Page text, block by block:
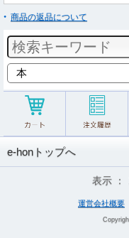
商品の返品について
e-honトップへ
表示 ：
運営会社概要